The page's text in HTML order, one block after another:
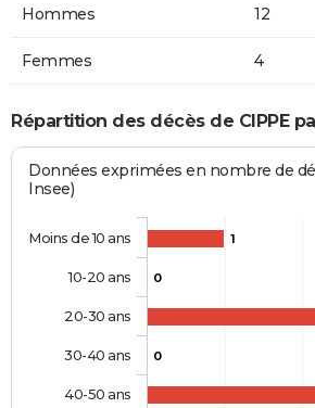
Hommes 12
Femmes 4
Répartition des décès de CIPPE
Données exprimées en nombre de
Insee)
1
0
0
Moins de 10 ans
10-20 ans
20-30 ans
30-40 ans
40-50 ans